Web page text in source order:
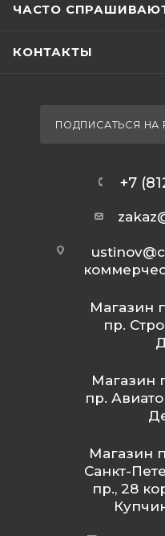
ЧАСТО
КОНТАКТЫ
ПОДПИСАТЬСЯ НА
+7
Магазин
пр.
Магазин
пр.
Магазин
Санкт-
пр., 28